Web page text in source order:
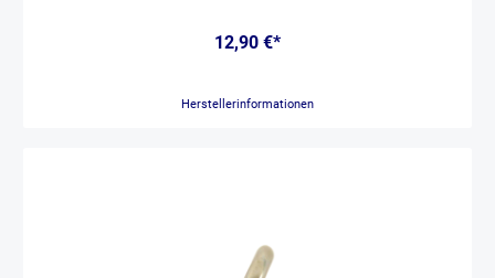
12,90 €*
Herstellerinformationen